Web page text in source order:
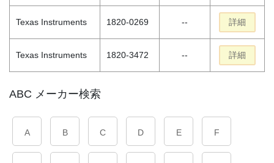
Texas Instruments 1820-0269 -- 詳細
Texas Instruments 1820-3472 -- 詳細
ABC メーカー検索
A B C D E F